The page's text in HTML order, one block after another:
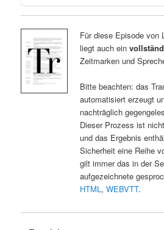
Für diese Episode von
liegt auch ein
Zeitmarken und
Bitte beachten: das
automatisiert erzeugt
nachträglich
Dieser Prozess ist
und das Ergebnis
Sicherheit eine Reihe
gilt immer das in der
aufgezeichnete
HTML, WEBVTT.